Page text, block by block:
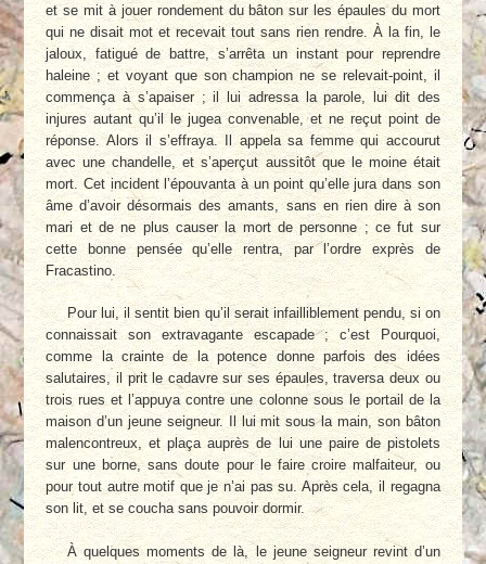
et se mit à jouer rondement du bâton sur les épaules du mort
qui ne disait mot et recevait tout sans rien rendre. À la fin, le
jaloux, fatigué de battre, s’arrêta un instant pour reprendre
haleine ; et voyant que son champion ne se relevait-point, il
commença à s’apaiser ; il lui adressa la parole, lui dit des
injures autant qu’il le jugea convenable, et ne reçut point de
réponse. Alors il s’effraya. Il appela sa femme qui accourut
avec une chandelle, et s’aperçut aussitôt que le moine était
mort. Cet incident l’épouvanta à un point qu’elle jura dans son
âme d’avoir désormais des amants, sans en rien dire à son
mari et de ne plus causer la mort de personne ; ce fut sur
cette bonne pensée qu’elle rentra, par l’ordre exprès de
Fracastino.
Pour lui, il sentit bien qu’il serait infailliblement pendu, si on
connaissait son extravagante escapade ; c’est Pourquoi,
comme la crainte de la potence donne parfois des idées
salutaires, il prit le cadavre sur ses épaules, traversa deux ou
trois rues et l’appuya contre une colonne sous le portail de la
maison d’un jeune seigneur. Il lui mit sous la main, son bâton
malencontreux, et plaça auprès de lui une paire de pistolets
sur une borne, sans doute pour le faire croire malfaiteur, ou
pour tout autre motif que je n’ai pas su. Après cela, il regagna
son lit, et se coucha sans pouvoir dormir.
À quelques moments de là, le jeune seigneur revint d’un